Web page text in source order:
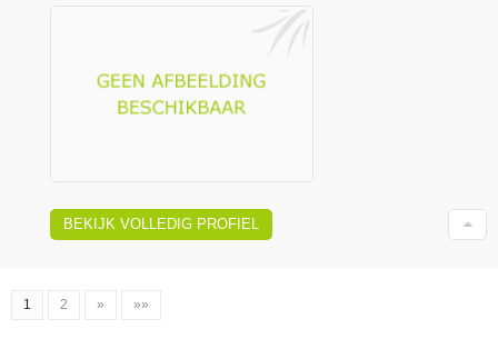
BEKIJK VOLLEDIG PROFIEL
1 2 » »»